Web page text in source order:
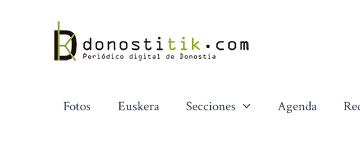
contenido
Fotos Euskera Secciones Agenda